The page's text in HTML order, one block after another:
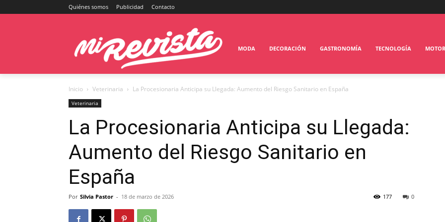
Quiénes somos Publicidad Contacto
MODA DECORACIÓN GASTRONOMÍA TECNOLOGÍA MOTOR
Inicio Veterinaria La Procesionaria Anticipa su Llegada: Aumento del Riesgo Sanitario en España
Veterinaria
La Procesionaria Anticipa su Llegada:
Aumento del Riesgo Sanitario en
España
Por Silvia Pastor - 18 de marzo de 2026 0
177